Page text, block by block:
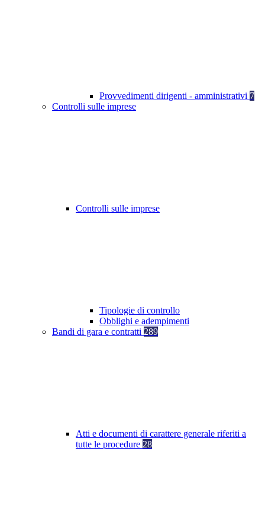
Provvedimenti dirigenti - amministrativi 7
Controlli sulle imprese
Controlli sulle imprese
Tipologie di controllo
Obblighi e adempimenti
Bandi di gara e contratti 289
Atti e documenti di carattere generale riferiti a
tutte le procedure 28